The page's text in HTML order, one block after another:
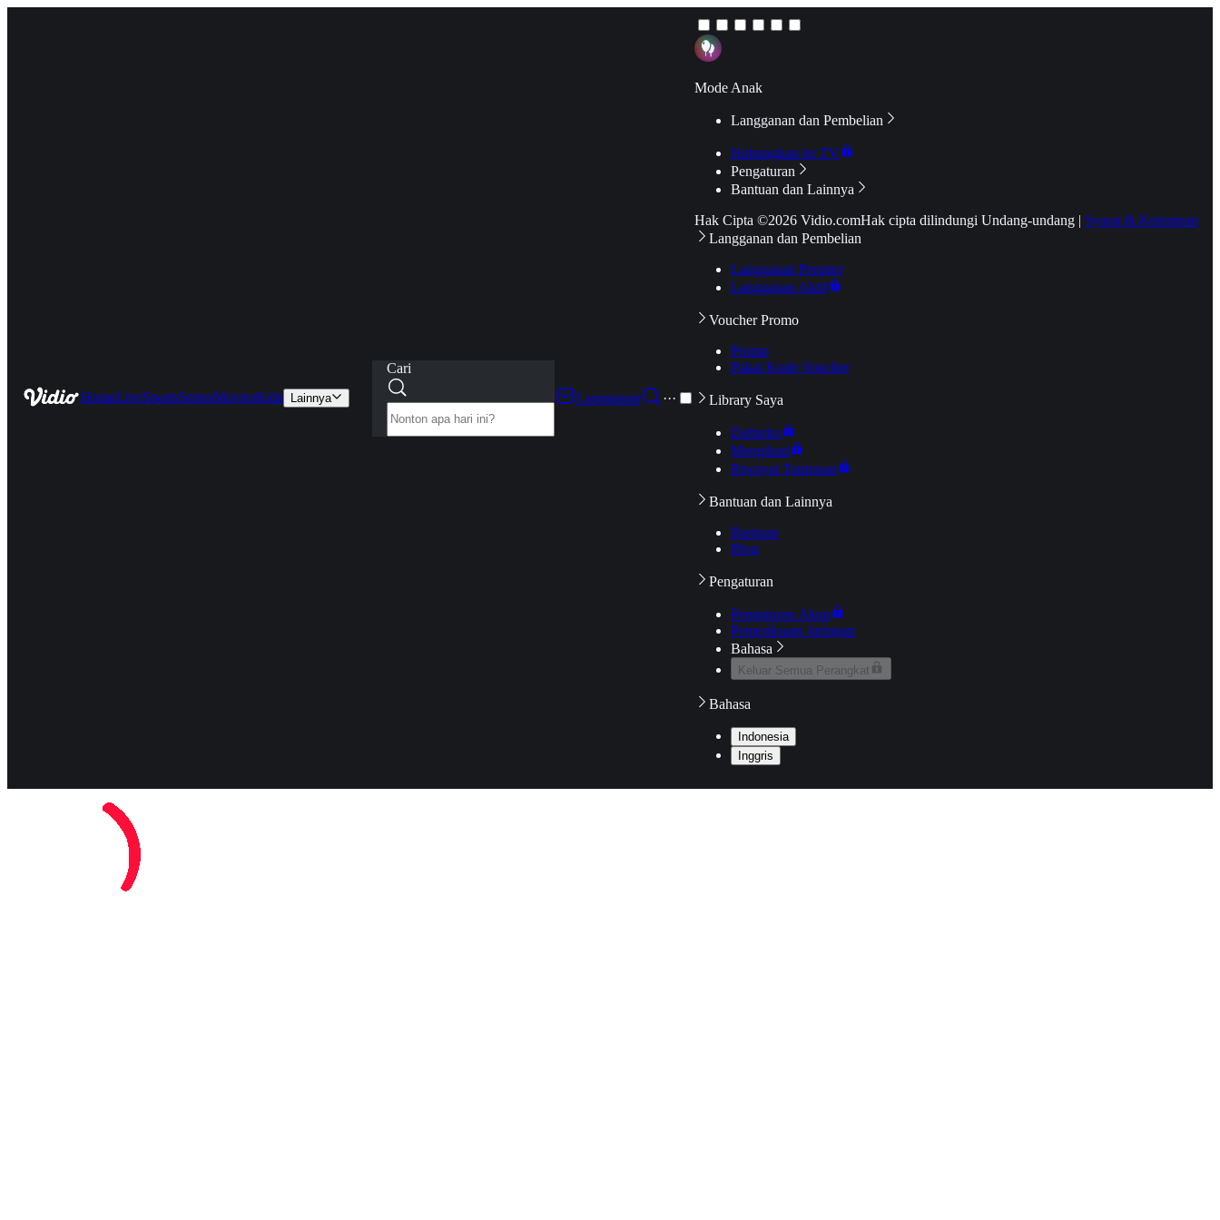
HomeLiveSportsSeriesMoviesKids Lainnya
Cari
Langganan
···
Mode Anak
Langganan dan Pembelian
Hubungkan ke TV
Pengaturan
Bantuan dan Lainnya
Hak Cipta ©2026 Vidio.comHak cipta dilindungi Undang-undang | Syarat & Ketentuan
Langganan dan Pembelian
Langganan Premier
Langganan Aktif
Voucher Promo
Promo
Pakai Kode Voucher
Library Saya
Daftarku
Mengikuti
Riwayat Tontonan
Bantuan dan Lainnya
Bantuan
Blog
Pengaturan
Pengaturan Akun
Pemeriksaan Jaringan
Bahasa
Keluar Semua Perangkat
Bahasa
Indonesia
Inggris